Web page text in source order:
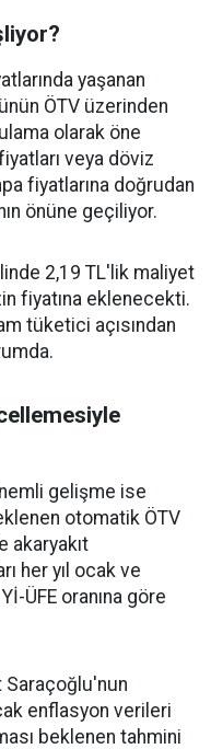
yaşanan
ÖTV üzerinden
olarak öne
veya döviz
fiyatlarına doğrudan
önüne geçiliyor.
2,19 TL'lik maliyet
fiyatına eklenecekti.
tüketici açısından
gelişme ise
otomatik ÖTV
akaryakıt
her yıl ocak ve
ÜFE oranına göre
Saraçoğlu'nun
enflasyon verileri
beklenen tahmini